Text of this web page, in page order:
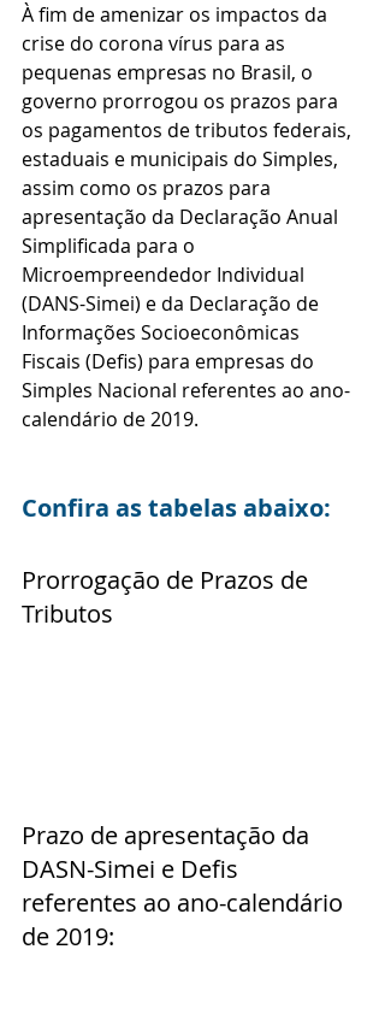
À fim de amenizar os impactos da
crise do corona vírus para as
pequenas empresas no Brasil, o
governo prorrogou os prazos para
os pagamentos de tributos federais,
estaduais e municipais do Simples,
assim como os prazos para
apresentação da Declaração Anual
Simplificada para o
Microempreendedor Individual
(DANS-Simei) e da Declaração de
Informações Socioeconômicas
Fiscais (Defis) para empresas do
Simples Nacional referentes ao ano-
calendário de 2019.
Confira as tabelas abaixo:
Prorrogação de Prazos de
Tributos
Prazo de apresentação da
DASN-Simei e Defis
referentes ao ano-calendário
de 2019: